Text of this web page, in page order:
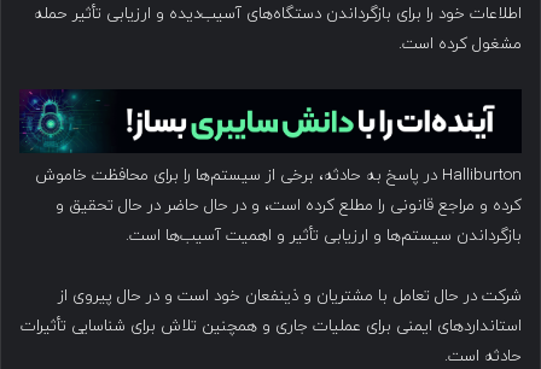
اطلاعات خود را برای بازگرداندن دستگاه‌های آسیب‌دیده و ارزیابی تأثیر حمله
مشغول کرده است.
Halliburton در پاسخ به حادثه، برخی از سیستم‌ها را برای محافظت خاموش
کرده و مراجع قانونی را مطلع کرده است، و در حال حاضر در حال تحقیق و
بازگرداندن سیستم‌ها و ارزیابی تأثیر و اهمیت آسیب‌ها است.
شرکت در حال تعامل با مشتریان و ذینفعان خود است و در حال پیروی از
استانداردهای ایمنی برای عملیات جاری و همچنین تلاش برای شناسایی تأثیرات
حادثه است.